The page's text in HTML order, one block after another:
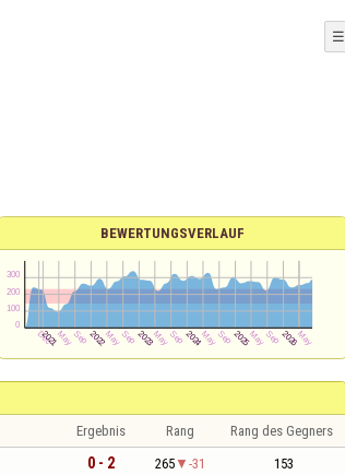
☰
BEWERTUNGSVERLAUF
Ergebnis Rang Rang des Gegners
0 - 2 265 -31 153